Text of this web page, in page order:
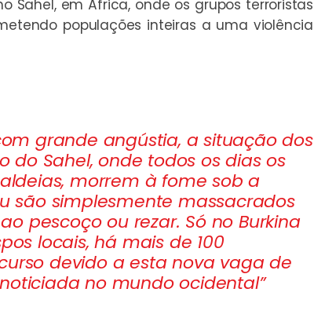
Sahel, em África, onde os grupos terroristas
populações inteiras a uma violência
grande angústia, a situação dos
do Sahel, onde todos os dias os
morrem à fome sob a
são simplesmente massacrados
pescoço ou rezar. Só no Burkina
locais, há mais de 100
devido a esta nova vaga de
no mundo ocidental”